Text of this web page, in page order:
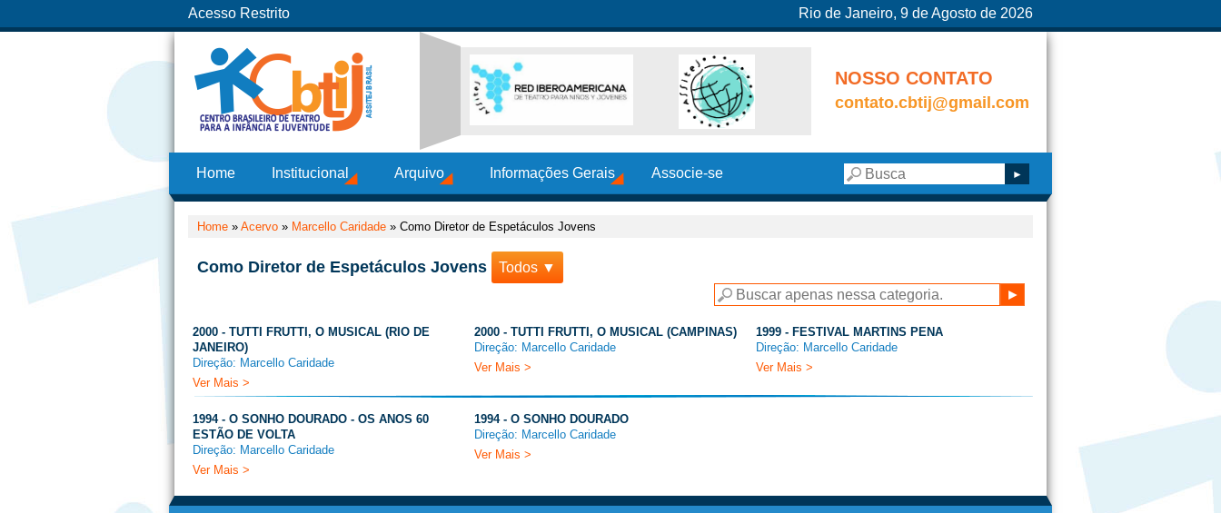
Acesso Restrito Rio de Janeiro, 9 de Agosto de 2026
NOSSO CONTATO
contato.cbtij@gmail.com
Home Institucional Arquivo Informações Gerais Associe-se
Home » Acervo » Marcello Caridade » Como Diretor de Espetáculos Jovens
Como Diretor de Espetáculos Jovens Todos ▼
2000 - TUTTI FRUTTI, O MUSICAL (RIO DE
JANEIRO)
Direção: Marcello Caridade
Ver Mais >
2000 - TUTTI FRUTTI, O MUSICAL (CAMPINAS)
Direção: Marcello Caridade
Ver Mais >
1999 - FESTIVAL MARTINS PENA
Direção: Marcello Caridade
Ver Mais >
1994 - O SONHO DOURADO - OS ANOS 60
ESTÃO DE VOLTA
Direção: Marcello Caridade
Ver Mais >
1994 - O SONHO DOURADO
Direção: Marcello Caridade
Ver Mais >